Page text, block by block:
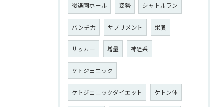
後楽園ホール 姿勢 シャトルラン
パンチ力 サプリメント 栄養
サッカー 増量 神経系
ケトジェニック
ケトジェニックダイエット ケトン体